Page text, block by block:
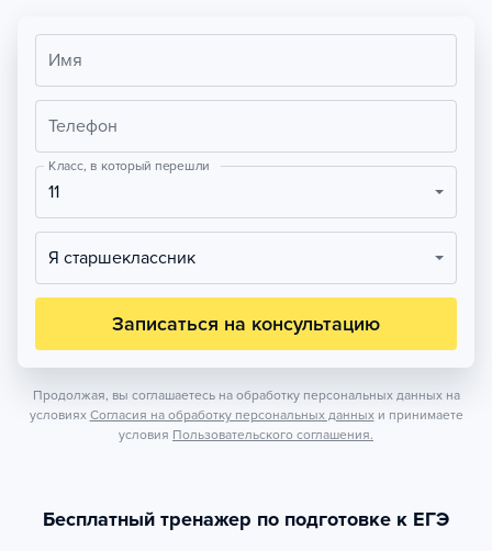
Имя
Телефон
Класс, в который перешли
11
Я старшеклассник
Записаться на консультацию
Продолжая, вы соглашаетесь на обработку персональных данных на
условиях Согласия на обработку персональных данных и принимаете
условия Пользовательского соглашения.
Бесплатный тренажер по подготовке к ЕГЭ